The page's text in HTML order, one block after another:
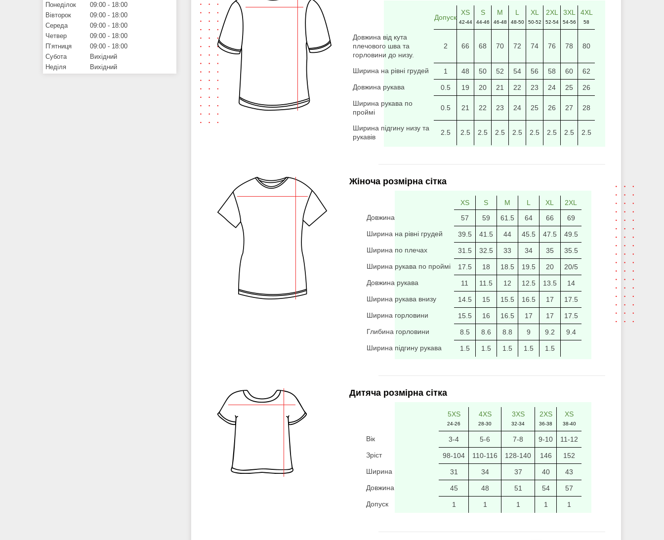
Допуск
XS
42-44
S
44-46
M
46-48
L
48-50
XL
50-52
2XL
52-54
3XL
54-56
4XL
58
Довжина від кута
плечового шва та
горловини до низу.
2 66 68 70 72 74 76 78 80
Ширина на рівні грудей 1 48 50 52 54 56 58 60
62
Довжина рукава
0.5 19 20 21 22 23 24 25
26
Ширина рукава по
проймі
0.5 21 22 23 24 25 26 27 28
Ширина підгину низу та
рукавів
2.5 2.5 2.5 2.5 2.5 2.5 2.5 2.5 2.5
Жіноча розмірна сітка
XS S M L XL
2XL
Довжина
57 59 61.5 64 66
69
Ширина на рівні грудей
39.5 41.5 44 45.5 47.5
49.5
Ширина по плечах
31.5 32.5 33 34 35
35.5
Ширина рукава по проймі
17.5 18 18.5 19.5 20
20/5
Довжина рукава
11 11.5 12 12.5 13.5
14
Ширина рукава внизу
14.5 15 15.5 16.5 17
17.5
Ширина горловини
15.5 16 16.5 17 17
17.5
Глибина горловини
8.5 8.6 8.8 9 9.2
9.4
Ширина підгину рукава
1.5 1.5 1.5 1.5 1.5
Дитяча розмірна сітка
5XS
24-26
4XS
28-30
3XS
32-34
2XS
36-38
XS
38-40
Вік 3-4 5-6 7-8 9-10
11-12
Зріст
98-104 110-116 128-140 146
152
Ширина
31 34 37 40
43
Довжина
45 48 51 54
57
Допуск
1 1 1 1 1
Понеділок 09:00
18:00
Вівторок
09:00
18:00
Середа
09:00
18:00
Четвер
09:00
18:00
Пʼятниця
09:00
18:00
Субота
Вихідний
Неділя
Вихідний